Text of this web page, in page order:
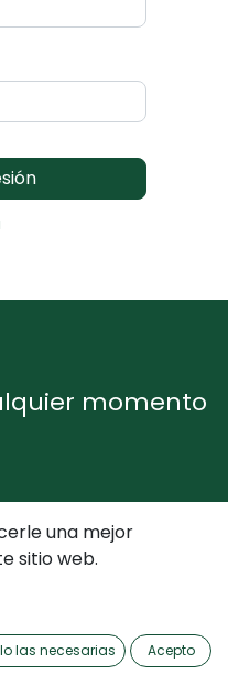
momento
una mejor
sitio web.
las necesarias Acepto